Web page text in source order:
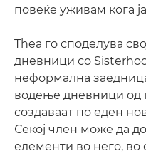
повеќе уживам кога
Thea го споделува
дневници со
неформална
водење дневници од
создаваат по еден
Секој член може да
елементи во него, во